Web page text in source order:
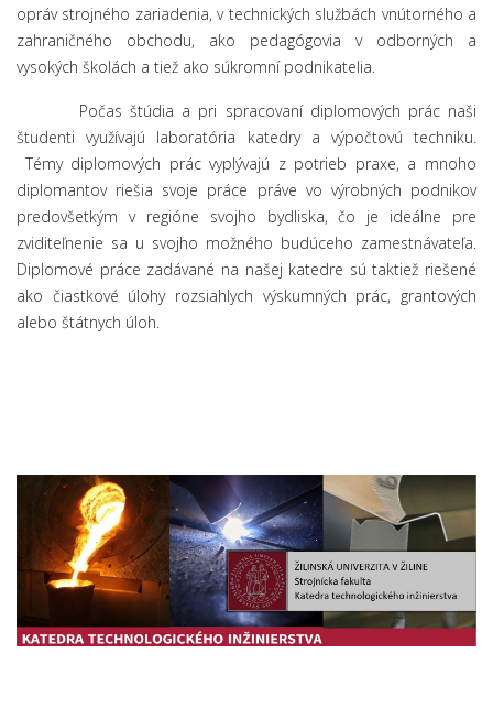
opráv strojného zariadenia, v technických službách vnútorného a
zahraničného obchodu, ako pedagógovia v odborných a
vysokých školách a tiež ako súkromní podnikatelia.
Počas štúdia a pri spracovaní diplomových prác naši
študenti využívajú laboratória katedry a výpočtovú techniku.
Témy diplomových prác vyplývajú z potrieb praxe, a mnoho
diplomantov riešia svoje práce práve vo výrobných podnikov
predovšetkým v regióne svojho bydliska, čo je ideálne pre
zviditeľnenie sa u svojho možného budúceho zamestnávateľa.
Diplomové práce zadávané na našej katedre sú taktiež riešené
ako čiastkové úlohy rozsiahlych výskumných prác, grantových
alebo štátnych úloh.